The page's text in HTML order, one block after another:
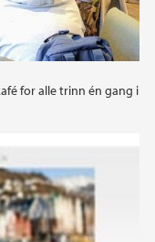
for alle trinn én gang i